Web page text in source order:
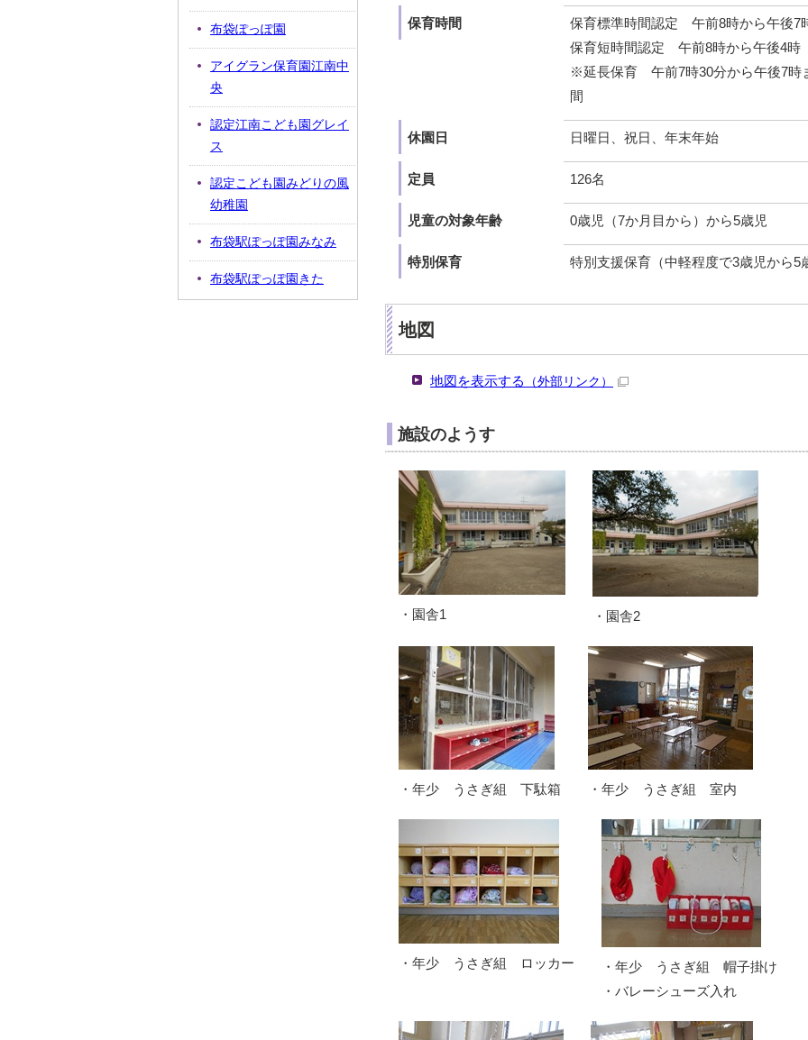
保育時間
保育標準時間認定 午前8時から午後7
保育短時間認定 午前8時から午後4時
※延長保育 午前7時30分から午後7時
間
休園日 日曜日、祝日、年末年始
定員 126名
児童の対象年齢 0歳児（7か月目から）から5歳児
特別保育 特別支援保育（中軽程度で3歳児から5
地図
地図を表示する （外部リンク）
施設のようす
・園舎1 ・園舎2
・年少 うさぎ組 下駄箱 ・年少 うさぎ組 室内
・年少 うさぎ組 ロッカー
・年少 うさぎ組 帽子掛け
・バレーシューズ入れ
布袋ぽっぽ園
アイグラン保育園江南中
央
認定江南こども園グレイ
ス
認定こども園みどりの風
幼稚園
布袋駅ぽっぽ園みなみ
布袋駅ぽっぽ園きた